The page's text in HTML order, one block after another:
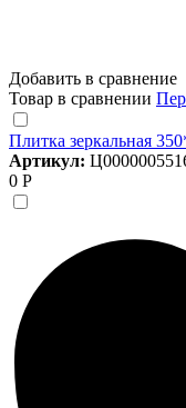
Добавить в сравнение
Товар в сравнении
Плитка зеркальная
Артикул:
0 Р